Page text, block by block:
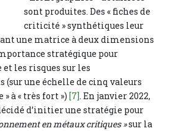
sont produites. Des « fiches de
criticité » synthétiques leur
une matrice à deux dimensions
stratégique pour
les risques sur les
une échelle de cinq valeurs
à « très fort »)[7]. En janvier 2022,
d’initier une stratégie pour
en métaux critiques »sur la